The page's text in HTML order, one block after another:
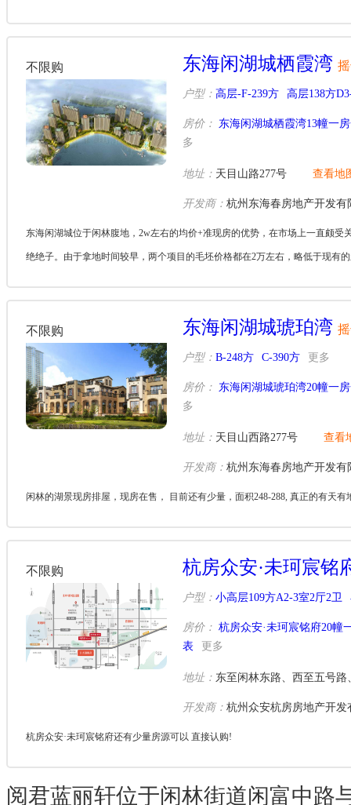
不限购 东海闲湖城栖霞湾
户型： 高层-F-239方 高层138方
房价： 东海闲湖城栖霞湾13幢一
多
地址： 天目山路277号 查看地
开发商： 杭州东海春房地产开发有
东海闲湖城位于闲林腹地，2w左右的均价+准现房的优势，在市场上一直颇
绝绝子。由于拿地时间较早，两个项目的毛坯价格都在2万左右，略低于现有
不限购 东海闲湖城琥珀湾
户型： B-248方 C-390方 更多
房价： 东海闲湖城琥珀湾20幢一
多
地址： 天目山西路277号 查看
开发商： 杭州东海春房地产开发有
闲林的湖景现房排屋，现房在售， 目前还有少量，面积248-288, 真正的有天
不限购 杭房众安·未珂宸铭
户型： 小高层109方A2-3室2厅2卫
房价： 杭房众安·未珂宸铭府20幢
表
更多
地址： 东至闲林东路、西至五号路
开发商： 杭州众安杭房房地产开发
杭房众安·未珂宸铭府还有少量房源可以 直接认购!
阅君蓝丽轩位于闲林街道闲富中路